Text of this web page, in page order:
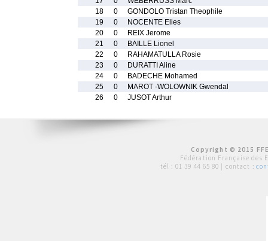
18
0
GONDOLO Tristan Theophile
19
0
NOCENTE Elies
20
0
REIX Jerome
21
0
BAILLE Lionel
22
0
RAHAMATULLA Rosie
23
0
DURATTI Aline
24
0
BADECHE Mohamed
25
0
MAROT -WOLOWNIK Gwendal
26
0 JUSOT Arthur
Copyright © 2015
Fédération Française des
tél : 01 39 44 65 80 | contact :